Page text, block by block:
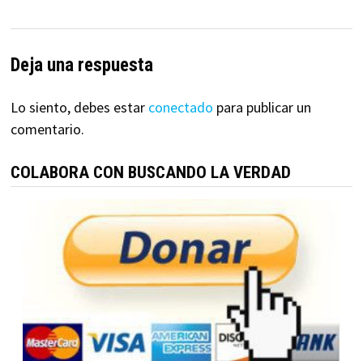
Deja una respuesta
Lo siento, debes estar conectado para publicar un
comentario.
COLABORA CON BUSCANDO LA VERDAD